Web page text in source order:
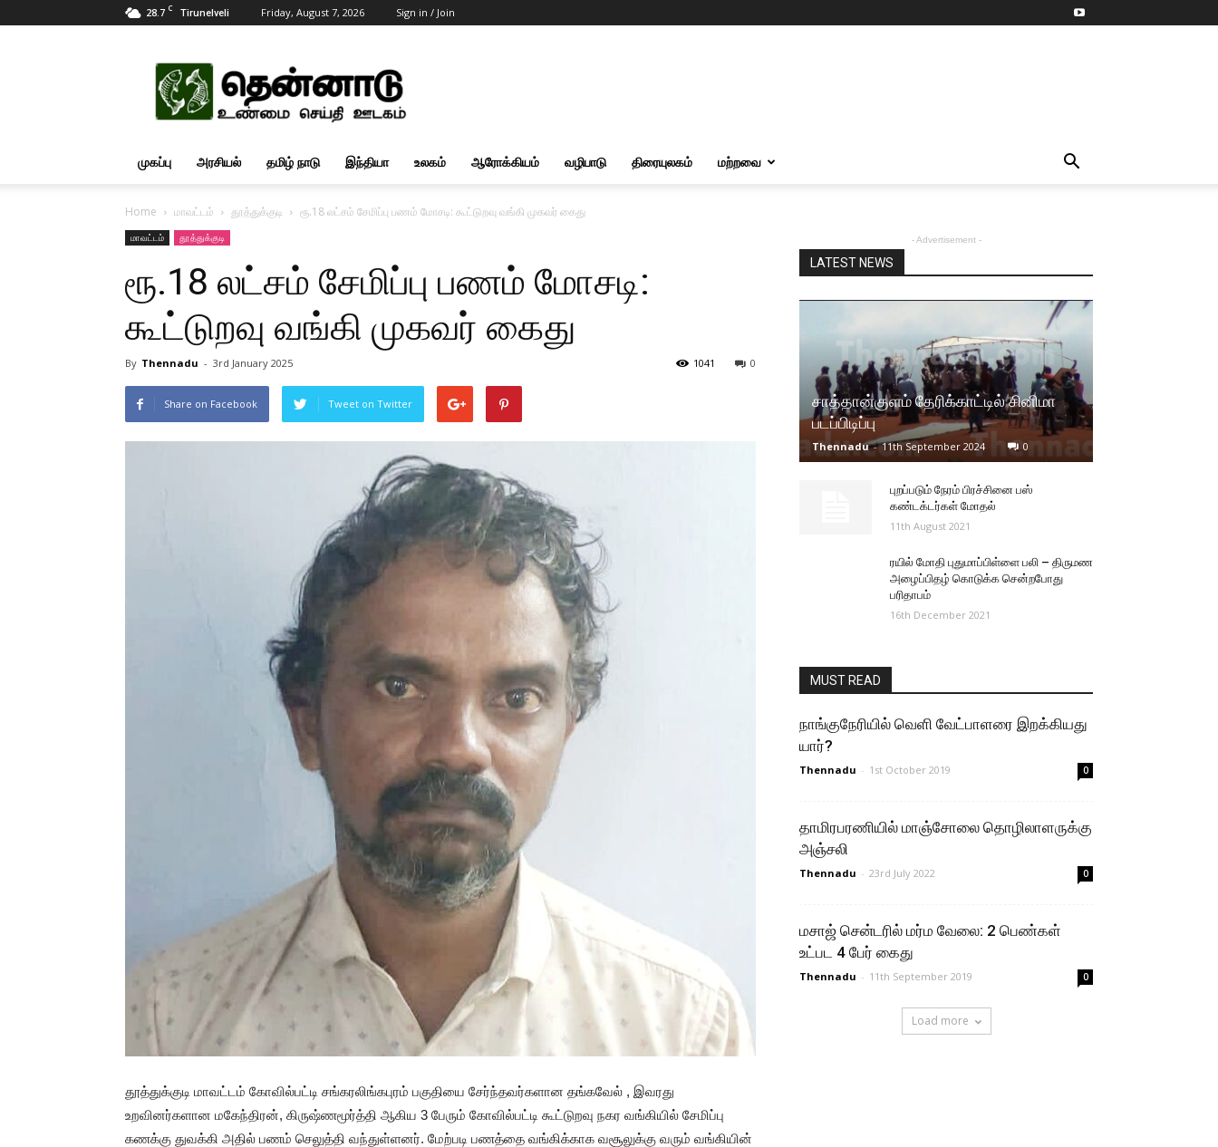
28.7 C Tirunelveli Friday, August 7, 2026 Sign in / Join
Tamil
News
Updates
முகப்பு அரசியல் தமிழ் நாடு இந்தியா உலகம் ஆரோக்கியம் வழிபாடு திரையுலகம் மற்றவை
Home மாவட்டம் தூத்துக்குடி ரூ.18 லட்சம் சேமிப்பு பணம் மோசடி: கூட்டுறவு வங்கி முகவர் கைது
மாவட்டம் தூத்துக்குடி
ரூ.18 லட்சம் சேமிப்பு பணம் மோசடி:
கூட்டுறவு வங்கி முகவர் கைது
By Thennadu - 3rd January 2025 0
1041
Share on Facebook Tweet on Twitter
தூத்துக்குடி மாவட்டம் கோவில்பட்டி சங்கரலிங்கபுரம் பகுதியை சேர்ந்தவர்களான தங்கவேல் , இவரது
உறவினர்களான மகேந்திரன், கிருஷ்ணமூர்த்தி ஆகிய 3 பேரும் கோவில்பட்டி கூட்டுறவு நகர வங்கியில் சேமிப்பு
கணக்கு துவக்கி அதில் பணம் செலுத்தி வந்துள்ளனர். மேற்படி பணத்தை வங்கிக்காக வசூலுக்கு வரும் வங்கியின்
- Advertisement -
LATEST NEWS
சாத்தான்குளம் தேரிக்காட்டில் சினிமா
படப்பிடிப்பு
Thennadu - 11th September 2024 0
புறப்படும் நேரம் பிரச்சினை பஸ்
கண்டக்டர்கள் மோதல்
11th August 2021
ரயில் மோதி புதுமாப்பிள்ளை பலி – திருமண
அழைப்பிதழ் கொடுக்க சென்றபோது
பரிதாபம்
16th December 2021
MUST READ
நாங்குநேரியில் வெளி வேட்பாளரை இறக்கியது
யார்?
Thennadu - 1st October 2019 0
தாமிரபரணியில் மாஞ்சோலை தொழிலாளருக்கு
அஞ்சலி
Thennadu - 23rd July 2022 0
மசாஜ் சென்டரில் மர்ம வேலை: 2 பெண்கள்
உட்பட 4 பேர் கைது
Thennadu - 11th September 2019 0
Load more